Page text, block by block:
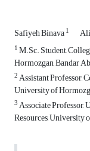
Safiyeh Binava1
1M.Sc. Student,
Hormozgan, Bandar
2Assistant Professor,
University of
3Associate
Resources, University